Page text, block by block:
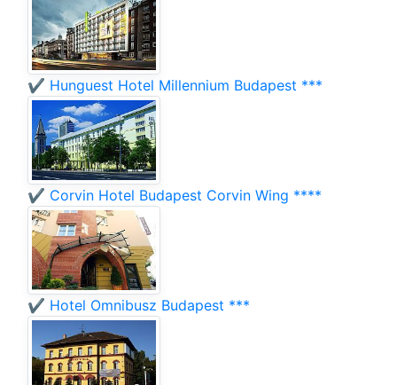
✔️ Hunguest Hotel Millennium Budapest ***
✔️ Corvin Hotel Budapest Corvin Wing ****
✔️ Hotel Omnibusz Budapest ***